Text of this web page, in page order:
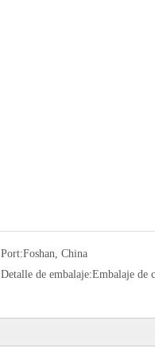
Port:Foshan, China
Detalle de embalaje:Embalaje de